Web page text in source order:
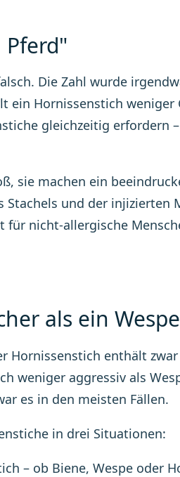
Pferd"
Die Zahl wurde
ein Hornissenstich weniger
gleichzeitig erfordern
sie machen ein
Stachels und der injizierten
nicht-allergische
als ein
Hornissenstich enthält
weniger aggressiv als
es in den meisten Fällen.
in drei Situationen:
– ob Biene, Wespe oder